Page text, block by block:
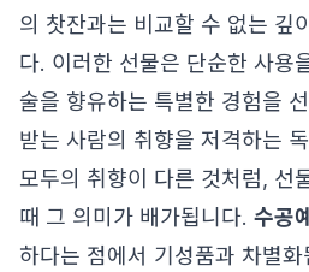
의 찻잔과는 비교할 수 없는 깊
다. 이러한 선물은 단순한 사용
술을 향유하는 특별한 경험을
받는 사람의 취향을 저격하는
모두의 취향이 다른 것처럼, 선
때 그 의미가 배가됩니다. 수공
하다는 점에서 기성품과 차별